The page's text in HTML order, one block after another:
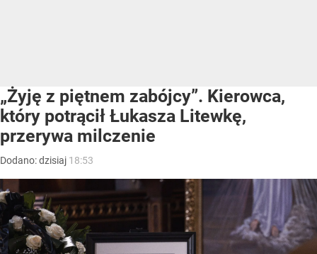
„Żyję z piętnem zabójcy”. Kierowca,
który potrącił Łukasza Litewkę,
przerywa milczenie
Dodano:dzisiaj 18:53